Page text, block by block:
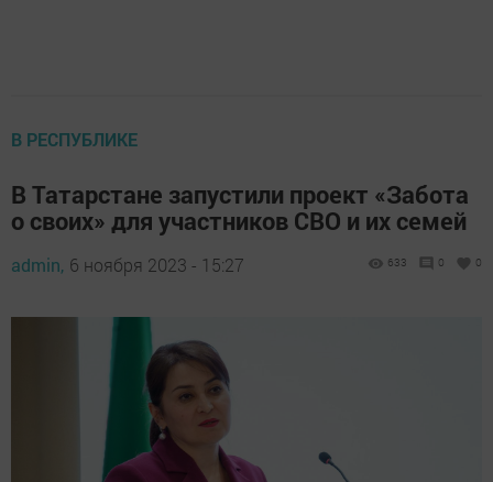
В РЕСПУБЛИКЕ
В Татарстане запустили проект «Забота
о своих» для участников СВО и их семей
admin, 6 ноября 2023 - 15:27 633 0 0